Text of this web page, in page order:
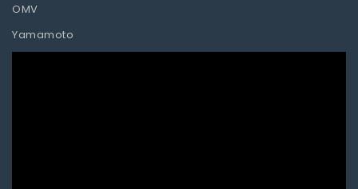
OMV
Yamamoto